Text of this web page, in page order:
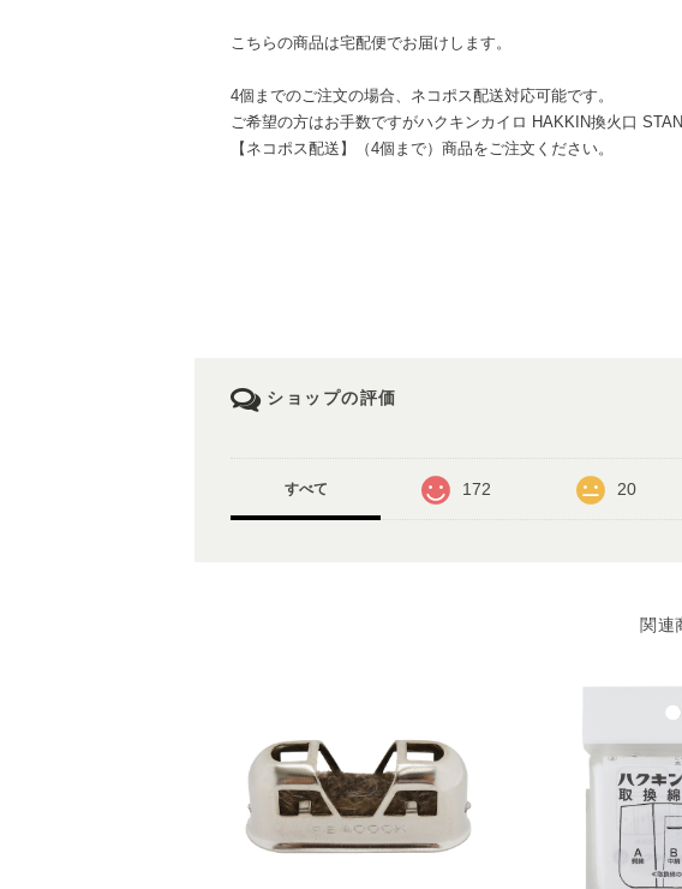
こちらの商品は宅配便でお届けします。
4個までのご注文の場合、ネコポス配送対応可能です。
ご希望の方はお手数ですがハクキンカイロ HAKKIN換火口
【ネコポス配送】（4個まで）商品をご注文ください。
ショップの評価
すべて 172 20
関連